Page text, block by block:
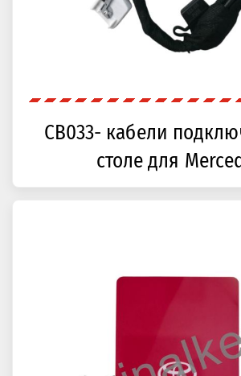
CB033- кабели
столе для